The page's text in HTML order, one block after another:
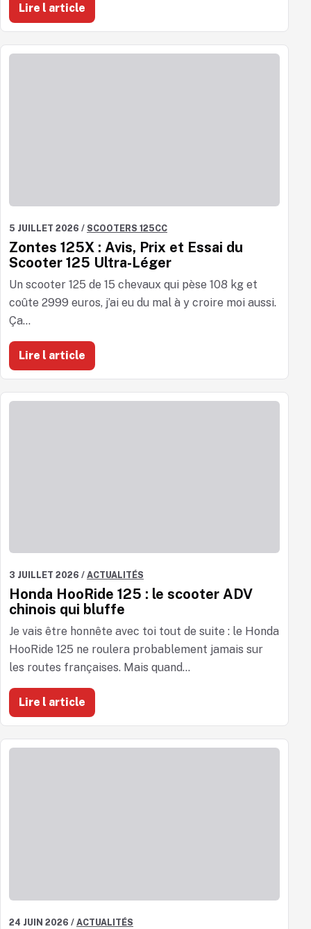
Lire l article
5 JUILLET 2026 / SCOOTERS 125CC
Zontes 125X : Avis, Prix et Essai du
Scooter 125 Ultra-Léger
Un scooter 125 de 15 chevaux qui pèse 108 kg et
coûte 2999 euros, j’ai eu du mal à y croire moi aussi.
Ça...
Lire l article
3 JUILLET 2026 / ACTUALITÉS
Honda HooRide 125 : le scooter ADV
chinois qui bluffe
Je vais être honnête avec toi tout de suite : le Honda
HooRide 125 ne roulera probablement jamais sur
les routes françaises. Mais quand...
Lire l article
24 JUIN 2026 / ACTUALITÉS